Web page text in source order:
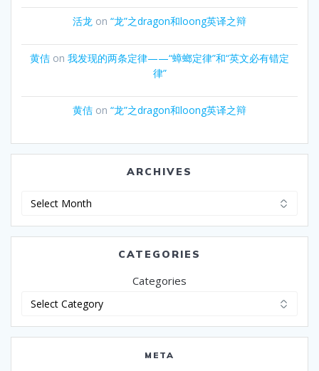
活龙 on “龙”之dragon和loong英译之辩
黄佶 on 我发现的两条定律——“蟑螂定律”和“英文必有错定
律”
黄佶 on “龙”之dragon和loong英译之辩
ARCHIVES
Archives
CATEGORIES
Categories
META